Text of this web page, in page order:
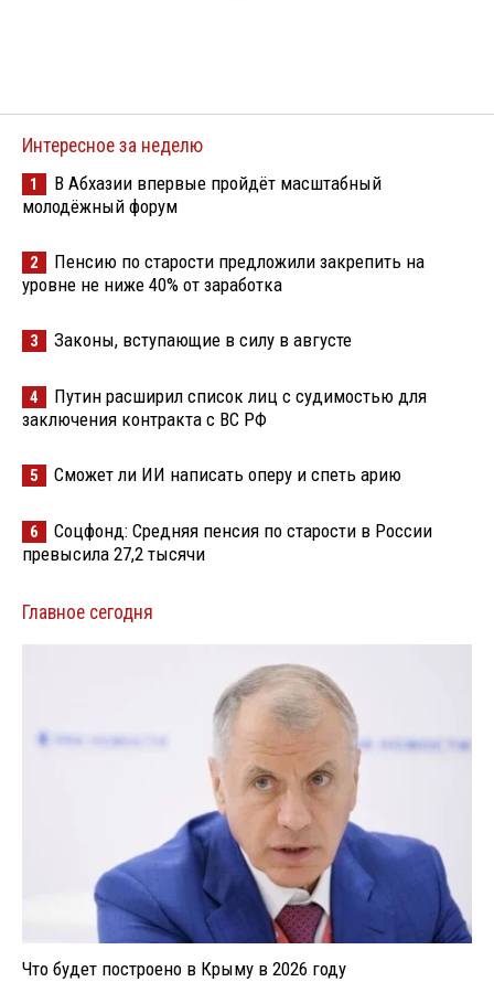
Интересное за неделю
1
В Абхазии впервые пройдёт масштабный
молодёжный форум
2
Пенсию по старости предложили закрепить на
уровне не ниже 40% от заработка
3 Законы, вступающие в силу в августе
4
Путин расширил список лиц с судимостью для
заключения контракта с ВС РФ
5 Сможет ли ИИ написать оперу и спеть арию
6
Соцфонд: Средняя пенсия по старости в России
превысила 27,2 тысячи
Главное сегодня
Что будет построено в Крыму в 2026 году